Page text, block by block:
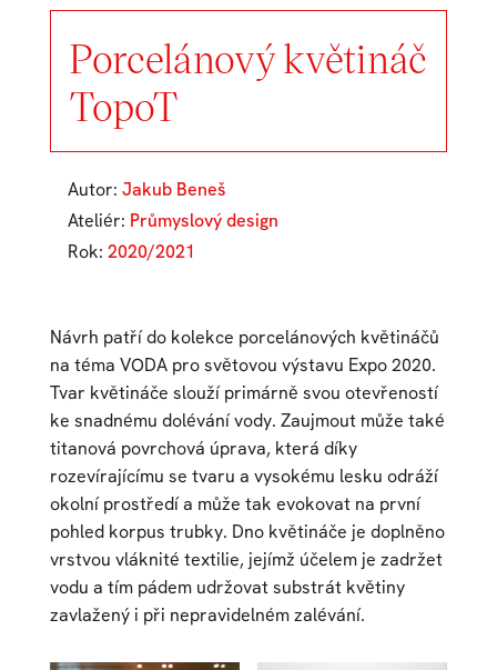
Porcelánový květináč
TopoT
Autor: Jakub Beneš
Ateliér: Průmyslový design
Rok: 2020/2021
Návrh patří do kolekce porcelánových květináčů
na téma VODA pro světovou výstavu Expo 2020.
Tvar květináče slouží primárně svou otevřeností
ke snadnému dolévání vody. Zaujmout může také
titanová povrchová úprava, která díky
rozevírajícímu se tvaru a vysokému lesku odráží
okolní prostředí a může tak evokovat na první
pohled korpus trubky. Dno květináče je doplněno
vrstvou vláknité textilie, jejímž účelem je zadržet
vodu a tím pádem udržovat substrát květiny
zavlažený i při nepravidelném zalévání.